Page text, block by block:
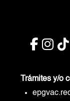
Trámites y/o